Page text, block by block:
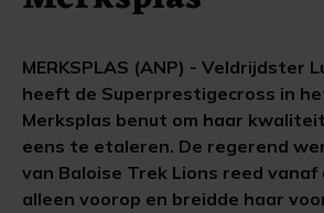
MERKSPLAS (ANP) - Veldrijdster
heeft de Superprestigecross in
Merksplas benut om haar
eens te etaleren. De regerend
van Baloise Trek Lions reed
alleen voorop en breidde haar